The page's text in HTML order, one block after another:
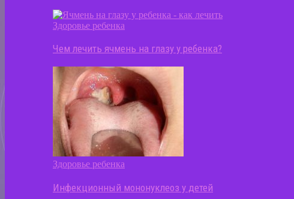
Здоровье ребенка
Чем лечить ячмень на глазу у ребенка?
Здоровье ребенка
Инфекционный мононуклеоз у детей